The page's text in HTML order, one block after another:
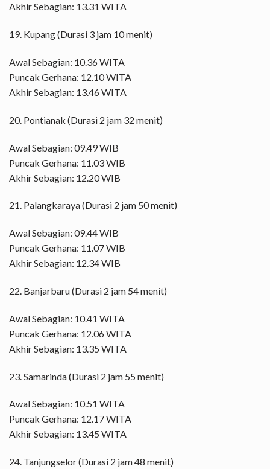
Akhir Sebagian: 13.31 WITA
19. Kupang (Durasi 3 jam 10 menit)
Awal Sebagian: 10.36 WITA
Puncak Gerhana: 12.10 WITA
Akhir Sebagian: 13.46 WITA
20. Pontianak (Durasi 2 jam 32 menit)
Awal Sebagian: 09.49 WIB
Puncak Gerhana: 11.03 WIB
Akhir Sebagian: 12.20 WIB
21. Palangkaraya (Durasi 2 jam 50 menit)
Awal Sebagian: 09.44 WIB
Puncak Gerhana: 11.07 WIB
Akhir Sebagian: 12.34 WIB
22. Banjarbaru (Durasi 2 jam 54 menit)
Awal Sebagian: 10.41 WITA
Puncak Gerhana: 12.06 WITA
Akhir Sebagian: 13.35 WITA
23. Samarinda (Durasi 2 jam 55 menit)
Awal Sebagian: 10.51 WITA
Puncak Gerhana: 12.17 WITA
Akhir Sebagian: 13.45 WITA
24. Tanjungselor (Durasi 2 jam 48 menit)